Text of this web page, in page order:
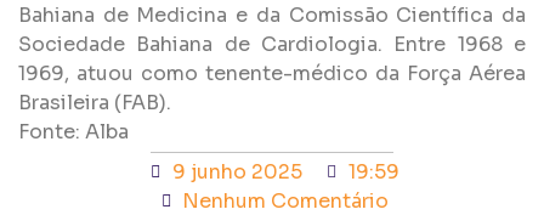
Bahiana de Medicina e da Comissão Científica da
Sociedade Bahiana de Cardiologia. Entre 1968 e
1969, atuou como tenente-médico da Força Aérea
Brasileira (FAB).
Fonte: Alba
9 junho 2025
19:59
Nenhum Comentário